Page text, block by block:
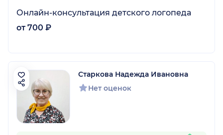
Онлайн-консультация детского логопеда
от 700 ₽
Старкова Надежда Ивановна
Нет оценок